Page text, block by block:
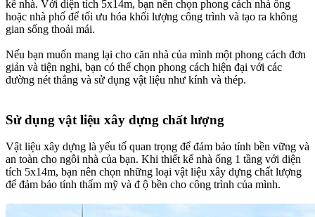
kế nhà. Với diện tích 5x14m, bạn nên chọn phong cách nhà ống
hoặc nhà phố để tối ưu hóa khối lượng công trình và tạo ra không
gian sống thoải mái.
Nếu bạn muốn mang lại cho căn nhà của mình một phong cách đơn
giản và tiện nghi, bạn có thể chọn phong cách hiện đại với các
đường nét thẳng và sử dụng vật liệu như kính và thép.
Sử dụng vật liệu xây dựng chất lượng​
Vật liệu xây dựng là yếu tố quan trọng để đảm bảo tính bền vững và
an toàn cho ngôi nhà của bạn. Khi thiết kế nhà ống 1 tầng với diện
tích 5x14m, bạn nên chọn những loại vật liệu xây dựng chất lượng
để đảm bảo tính thẩm mỹ và đ ộ bền cho công trình của mình.